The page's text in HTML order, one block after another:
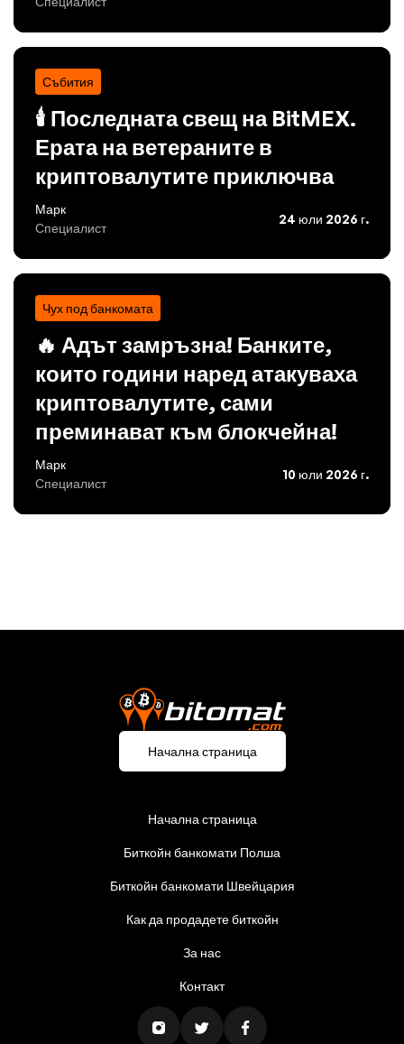
Събития
🕯️ Последната свещ на BitMEX.
Ерата на ветераните в
криптовалутите приключва
Марк
Специалист
24 юли 2026 г.
Чух под банкомата
🔥 Адът замръзна! Банките,
които години наред атакуваха
криптовалутите, сами
преминават към блокчейна!
Марк
Специалист
10 юли 2026 г.
Начална страница
Начална страница
Биткойн банкомати Полша
Биткойн банкомати Швейцария
Как да продадете биткойн
За нас
Контакт